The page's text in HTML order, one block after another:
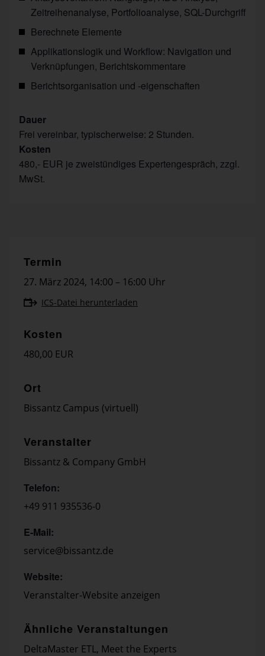
Zeitreihenanalyse, Portfolioanalyse, SQL-Durchgriff
Berechnete Elemente
Applikationslogik und Workflow: Navigation und
Verknüpfungen, Berichtskommentare
Berichtsorganisation und -eigenschaften
Dauer
Frei vereinbar, typischerweise: 2 Stunden.
Kosten
480,- EUR je zweistündiges Expertengespräch, zzgl.
MwSt.
Termin
27. März 2024, 14:00 – 16:00 Uhr
ICS-Datei herunterladen
Kosten
480,00 EUR
Ort
Bissantz Campus (virtuell)
Veranstalter
Bissantz & Company GmbH
Telefon:
+49 911 935536-0
E-Mail:
service@bissantz.de
Website:
Veranstalter-Website anzeigen
Ähnliche Veranstaltungen
DeltaMaster ETL, Meet the Experts